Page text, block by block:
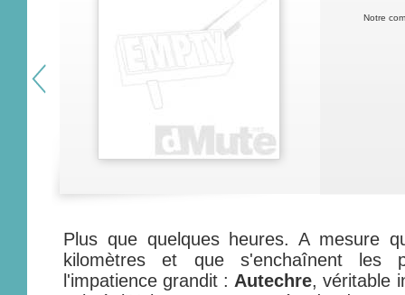
Notre
Plus que quelques heures. A mesure
kilomètres et que s'enchaînent
l'impatience grandit : Autechre, véritable